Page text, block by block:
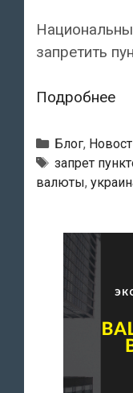
запретить
ПодробнееНа
Рубрики
Блог,
Тэги
запрет
валюты,